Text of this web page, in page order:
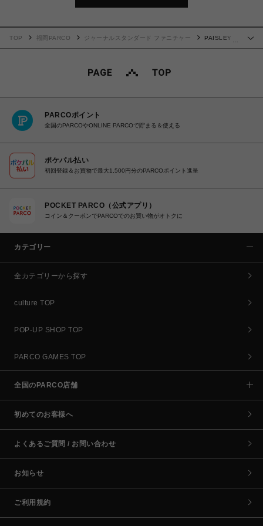
TOP 福岡PARCO ジャーナルスタンダード ファニチャー
PAISLEY
PARCOポイント
全国のPARCOやONLINE PARCOで貯まる＆使える
ポケパル払い
初回登録＆お買物で最大1,500円分のPARCOポイント進呈
POCKET PARCO（公式アプリ）
コイン＆クーポンでPARCOでのお買い物がオトクに
カテゴリー
全カテゴリーから探す
culture TOP
POP-UP SHOP TOP
PARCO GAMES TOP
全国のPARCO店舗
初めてのお客様へ
よくあるご質問 / お問い合わせ
お知らせ
ご利用規約